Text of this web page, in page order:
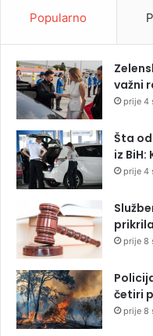
Popularno
važni
prije 4
Šta
iz
prije 4
prije 8
četiri
prije 8